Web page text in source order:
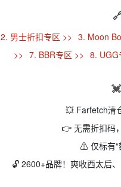
2. 男士折扣专区 >> 3. Moon
>> 7. BBR专区 >> 8.
💥 Farfetch清
👉 无需折扣码
⚠ 仅标有“
🔓 2600+品牌！爽收西太后